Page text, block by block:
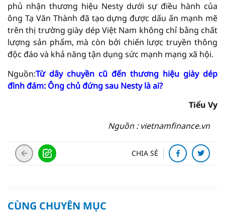
phủ nhận thương hiệu Nesty dưới sự điều hành của
ông Tạ Văn Thành đã tạo dựng được dấu ấn mạnh mẽ
trên thị trường giày dép Việt Nam không chỉ bằng chất
lượng sản phẩm, mà còn bởi chiến lược truyền thông
độc đáo và khả năng tận dụng sức mạnh mạng xã hội.
Nguồn:Từ dây chuyền cũ đến thương hiệu giày dép
đình đám: Ông chủ đứng sau Nesty là ai?
Tiểu Vy
Nguồn : vietnamfinance.vn
CHIA SẺ
CÙNG CHUYÊN MỤC